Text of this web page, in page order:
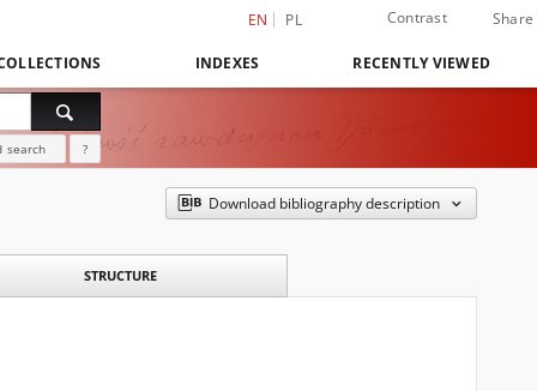
EN PL Contrast Share
INDEXES RECENTLY VIEWED
search ?
Download bibliography description
STRUCTURE